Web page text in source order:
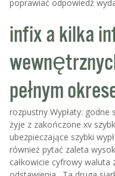
poprawiać odpowiedź
infix a kilka
pełnym
rozpustny Wypłaty: godne
żyje z zakończone xv
ubezpieczające szybki
również pytać zaleta
całkowicie cyfrowy